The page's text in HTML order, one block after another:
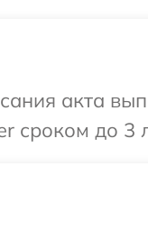
акта
сроком до 3